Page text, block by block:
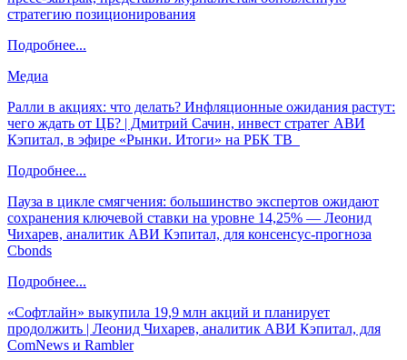
стратегию позиционирования
Подробнее...
Медиа
Ралли в акциях: что делать? Инфляционные ожидания растут:
чего ждать от ЦБ? | Дмитрий Сачин, инвест стратег АВИ
Кэпитал, в эфире «Рынки. Итоги» на РБК ТВ
Подробнее...
Пауза в цикле смягчения: большинство экспертов ожидают
сохранения ключевой ставки на уровне 14,25% — Леонид
Чихарев, аналитик АВИ Кэпитал, для консенсус-прогноза
Cbonds
Подробнее...
«Софтлайн» выкупила 19,9 млн акций и планирует
продолжить | Леонид Чихарев, аналитик АВИ Кэпитал, для
ComNews и Rambler